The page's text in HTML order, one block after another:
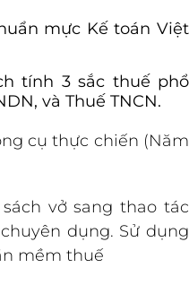
mực Kế toán Việt
tính 3 sắc thuế phổ
và Thuế TNCN.
cụ thực chiến (Năm
vở sang thao tác
dụng. Sử dụng
mềm thuế